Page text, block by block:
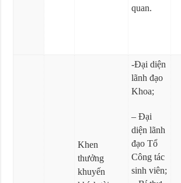
quan.
Khen
thưởng
khuyến
-Đại diện
lãnh đạo
Khoa;
– Đại
diện lãnh
đạo Tổ
Công tác
sinh viên;